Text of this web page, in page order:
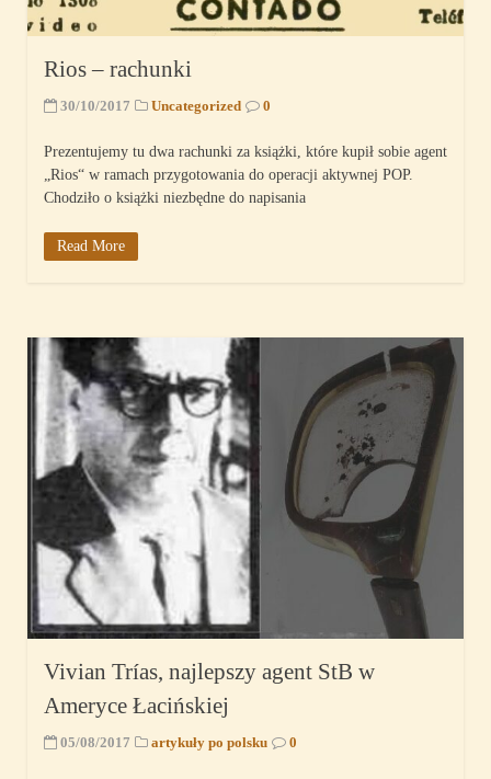
Rios – rachunki
30/10/2017 Uncategorized 0
Prezentujemy tu dwa rachunki za książki, które kupił sobie agent
„Rios“ w ramach przygotowania do operacji aktywnej POP.
Chodziło o książki niezbędne do napisania
Read More
Vivian Trías, najlepszy agent StB w
Ameryce Łacińskiej
05/08/2017 artykuły po polsku 0